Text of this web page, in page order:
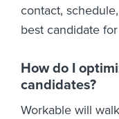
contact,
best candidate
How do I
candidates?
Workable will